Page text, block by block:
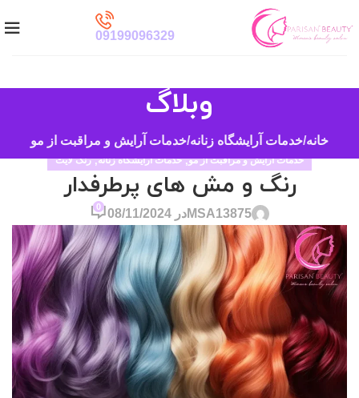
09199096329
وبلاگ
خانه خدمات آرایشگاه زنانه خدمات آرایش و مراقبت از مو
خدمات آرایش و مراقبت از مو,خدمات آرایشگاه زنانه,رنگ لایت
رنگ و مش های پرطرفدار
MSA13875در 08/11/2024
0